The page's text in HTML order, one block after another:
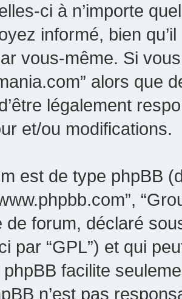
ci à n’importe
informé, bien
vous-même. Si
alors que
légalement
et/ou modifications.
est de type phpBB
de forum, déclaré
par “GPL”) et qui
phpBB facilite
n’est pas